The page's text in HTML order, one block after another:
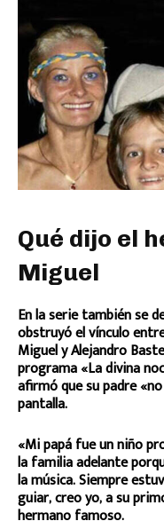
Qué dijo el
Miguel
En la serie también se
obstruyó el vínculo
Miguel y Alejandro
programa «La divina
afirmó que su padre
pantalla.
«Mi papá fue un niño
la familia adelante
la música. Siempre
guiar, creo yo, a su
hermano famoso.